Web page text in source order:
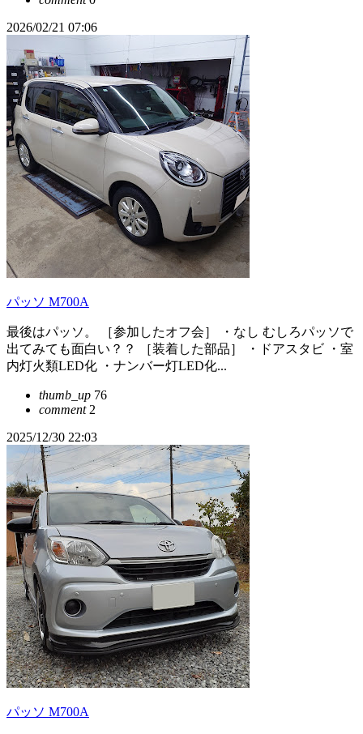
2026/02/21 07:06
パッソ M700A
最後はパッソ。 ［参加したオフ会］ ・なし むしろパッソで
出てみても面白い？？ ［装着した部品］ ・ドアスタビ ・室
内灯火類LED化 ・ナンバー灯LED化...
thumb_up 76
comment2
2025/12/30 22:03
パッソ M700A